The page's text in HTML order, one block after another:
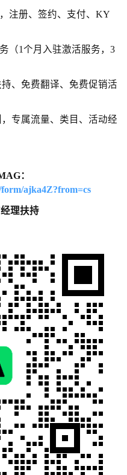
注册、签约、支付、KY
（1个月入驻激活服务，3
、免费翻译、免费促销活
专属流量、类目、活动经
：
ajka4Z?from=cs
理扶持